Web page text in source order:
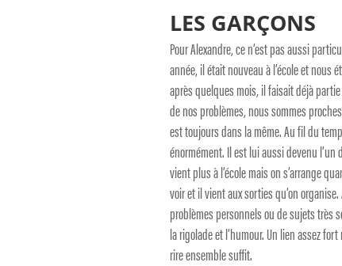
LES GARÇONS
Pour Alexandre, ce n’est pas aussi
année, il était nouveau à l’école et nous
après quelques mois, il faisait déjà
de nos problèmes, nous sommes
est toujours dans la même. Au fil du
énormément. Il est lui aussi devenu l’un
vient plus à l’école mais on s’arrange
voir et il vient aux sorties qu’on
problèmes personnels ou de sujets très
la rigolade et l’humour. Un lien assez
rire ensemble suffit.